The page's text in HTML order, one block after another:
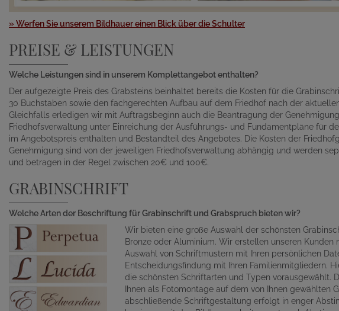
» Werfen Sie unserem Bildhauer einen Blick über die Schulter
PREISE & LEISTUNGEN
Welche Leistungen sind in unserem Komplettangebot enthalten?
Der aufgezeigte Preis des Grabsteins beinhaltet bereits die Kosten für die
30 Buchstaben sowie den fachgerechten Aufbau auf dem Friedhof nach der
Gleichfalls erledigen wir mit Auftragsbeginn auch die Beantragung der
Friedhofsverwaltung unter Einreichung der Ausführungs- und Fundamentpläne für
im Angebotspreis enthalten und Bestandteil des Angebotes. Die Kosten der
Genehmigung sind von der jeweiligen Friedhofsverwaltung abhängig und werden
und betragen in der Regel zwischen 20€ und 100€.
GRABINSCHRIFT
Welche Arten der Beschriftung für Grabinschrift und Grabspruch bieten wir?
Wir bieten eine große Auswahl der schönsten
Bronze oder Aluminium. Wir erstellen unseren
Auswahl von Schriftmustern mit Ihren persönlichen
Entscheidungsfindung mit Ihren Familienmitgliedern.
die schönsten Schriftarten und Typen vorausgewählt.
Ihnen als Fotomontage auf dem von Ihnen gewählten
abschließende Schriftgestaltung erfolgt in enger